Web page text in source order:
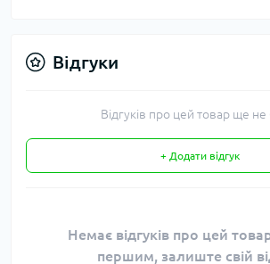
Відгуки
Відгуків про цей товар ще не
+ Додати відгук
Немає відгуків про цей
першим, залиште свій